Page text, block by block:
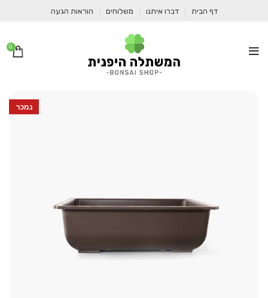
דף הבית דברו איתנו משלוחים הוראות הגעה
0
נמכר